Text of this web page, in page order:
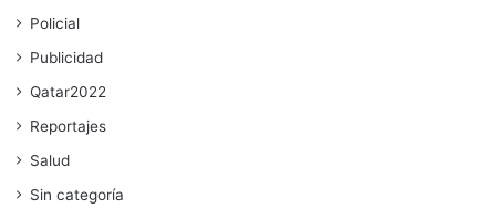
Policial
Publicidad
Qatar2022
Reportajes
Salud
Sin categoría